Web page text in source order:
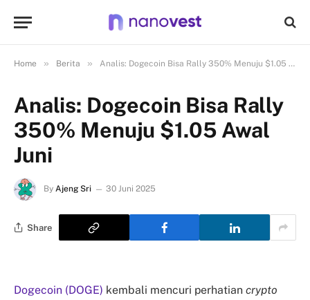
Home » Berita » Analis: Dogecoin Bisa Rally 350% Menuju $1.05 Awal Juni
Analis: Dogecoin Bisa Rally
350% Menuju $1.05 Awal
Juni
By Ajeng Sri 30 Juni 2025
Share
Dogecoin (DOGE) kembali mencuri perhatian crypto